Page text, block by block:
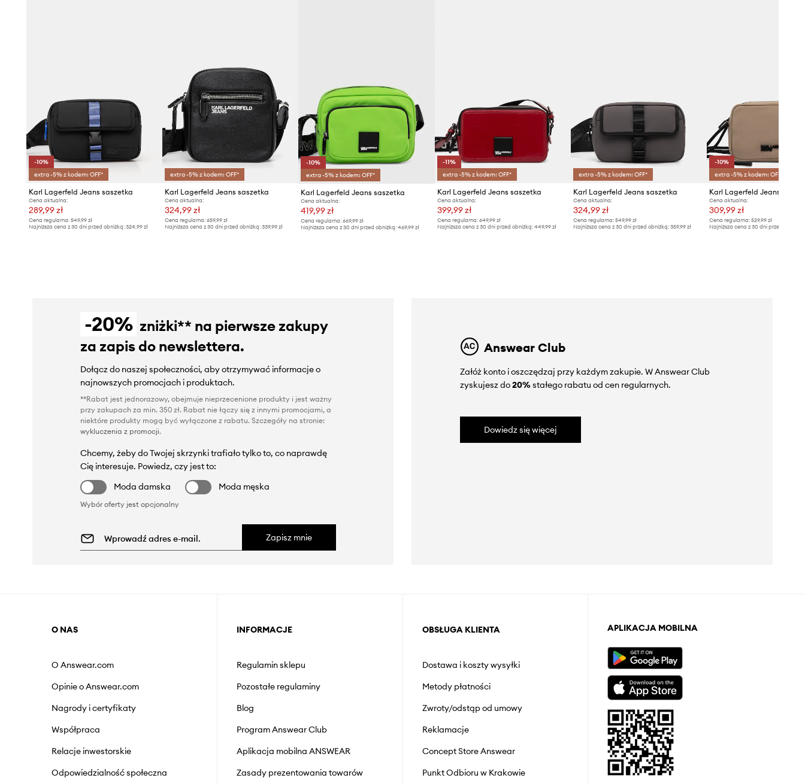
-10%
extra -5% z kodem: OFF*
Karl Lagerfeld Jeans saszetka
Cena aktualna:
289,99 zł
Cena regularna: 549,99 zł
Najniższa cena z 30 dni przed obniżką: 324,99 zł
extra -5% z kodem: OFF*
Karl Lagerfeld Jeans saszetka
Cena aktualna:
324,99 zł
Cena regularna:659,99 zł
Najniższa cena z 30 dni przed obniżką:339,99 zł
-10%
extra -5% z kodem: OFF*
Karl Lagerfeld Jeans saszetka
Cena aktualna:
419,99 zł
Cena regularna: 669,99 zł
Najniższa cena z 30 dni przed obniżką: 469,99 zł
-11%
extra -5% z kodem: OFF*
Karl Lagerfeld Jeans saszetka
Cena aktualna:
399,99 zł
Cena regularna: 649,99 zł
Najniższa cena z 30 dni przed obniżką: 449,99 zł
extra -5% z kodem: OFF*
Karl Lagerfeld Jeans saszetka
Cena aktualna:
324,99 zł
Cena regularna:549,99 zł
Najniższa cena z 30 dni przed obniżką:359,99 zł
-10%
extra -5% z kodem: OFF*
Karl Lagerfeld Jeans
Cena aktualna:
309,99 zł
Cena regularna: 529,99 zł
Najniższa cena z 30 dni przed obniżką:
-20% zniżki** na pierwsze zakupy
za zapis do newslettera.
Dołącz do naszej społeczności, aby otrzymywać informacje o
najnowszych promocjach i produktach.
**Rabat jest jednorazowy, obejmuje nieprzecenione produkty i jest ważny
przy zakupach za min. 350 zł. Rabat nie łączy się z innymi promocjami, a
niektóre produkty mogą być wyłączone z rabatu. Szczegóły na stronie:
wykluczenia z promocji.
Chcemy, żeby do Twojej skrzynki trafiało tylko to, co naprawdę
Cię interesuje. Powiedz, czy jest to:
Moda damska
Moda męska
Wybór oferty jest opcjonalny
Zapisz mnie
Answear Club
Załóż konto i oszczędzaj przy każdym zakupie. W Answear Club
zyskujesz do20%stałego rabatu od cen regularnych.
Dowiedz się więcej
O NAS
O Answear.com
Opinie o Answear.com
Nagrody i certyfikaty
Współpraca
Relacje inwestorskie
Odpowiedzialność społeczna
INFORMACJE
Regulamin sklepu
Pozostałe regulaminy
Blog
Program Answear Club
Aplikacja mobilna ANSWEAR
Zasady prezentowania towarów
OBSŁUGA KLIENTA
Dostawa i koszty wysyłki
Metody płatności
Zwroty/odstąp od umowy
Reklamacje
Concept Store Answear
Punkt Odbioru w Krakowie
APLIKACJA MOBILNA